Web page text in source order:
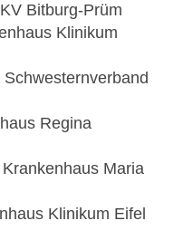
Bitburg-Prüm
Klinikum
Regina
Maria
Klinikum Eifel